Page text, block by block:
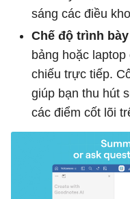
sáng các điều
Chế độ trình
bảng hoặc
chiếu trực tiếp.
giúp bạn thu hút
các điểm cốt lõi